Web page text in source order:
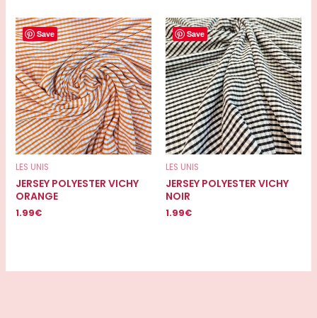
Save
LES UNIS
JERSEY POLYESTER VICHY
ORANGE
1.99€
Save
LES UNIS
JERSEY POLYESTER VICHY
NOIR
1.99€